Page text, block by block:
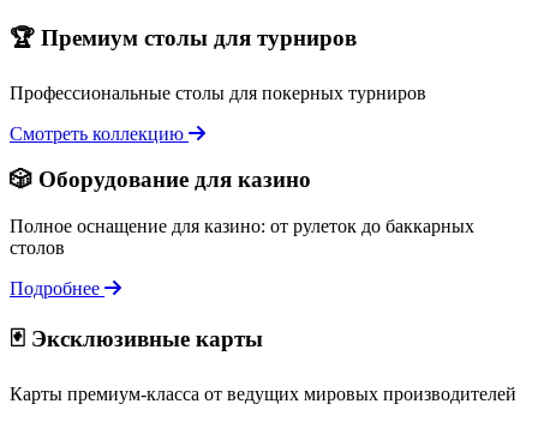
🏆 Премиум столы для турниров
Профессиональные столы для покерных турниров
Смотреть коллекцию
🎲 Оборудование для казино
Полное оснащение для казино: от рулеток до баккарных
столов
Подробнее
🃏 Эксклюзивные карты
Карты премиум-класса от ведущих мировых производителей